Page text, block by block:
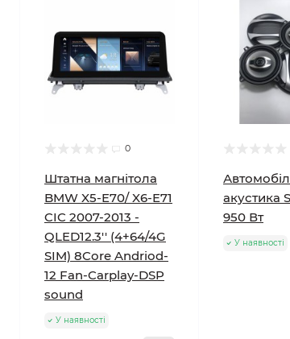
0
Штатна магнітола
BMW X5-E70/ X6-E71
CIC 2007-2013 -
QLED12.3'' (4+64/4G
SIM) 8Core Andriod-
12 Fan-Carplay-DSP
sound
У наявності
акустика
950 Вт
У наявності